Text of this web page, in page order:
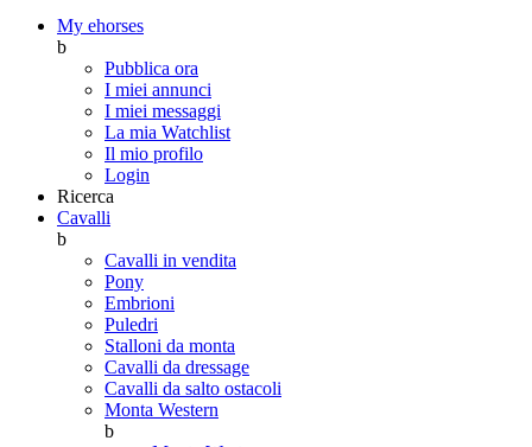
My ehorses
b
Pubblica ora
I miei annunci
I miei messaggi
La mia Watchlist
Il mio profilo
Login
Ricerca
Cavalli
b
Cavalli in vendita
Pony
Embrioni
Puledri
Stalloni da monta
Cavalli da dressage
Cavalli da salto ostacoli
Monta Western
b